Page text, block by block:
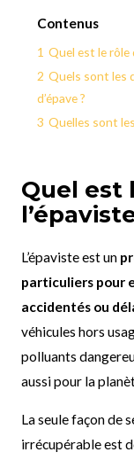
Contenus
1 Quel est le rôle
2 Quels sont les
d’épave ?
3 Quelles sont
Quel est
L’épaviste est un
particuliers pour
accidentés ou
véhicules hors
polluants
aussi pour la
La seule façon de
irrécupérable est